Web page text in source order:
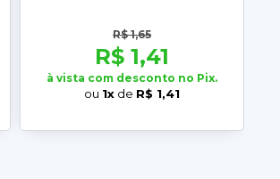
R$ 1,65
R$ 1,41
à vista com desconto no Pix.
ou 1x de R$ 1,41